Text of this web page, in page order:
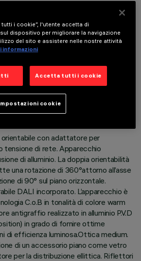
06/08/2026
con adattatore per
tensione di rete. Apparecchio
di alluminio. La doppia orientabilità
una rotazione di 360°attorno all’asse
di 90° sul piano orizzontale.
DALI incorporato. L’apparecchio è
C.o.B in tonalità di colore warm
antigraffio realizzato in alluminio P.V.D
in grado di fornire ottime
di efficienza luminosa.Ottica medium.
di un accessorio piano come vetro
per la distribuzione ellittica. Riflettori
i cookie”, l'utente accetta di
dispositivo per migliorare la navigazione
del sito e assistere nelle nostre attività
informazioni
Accetta tutti i cookie
cookie